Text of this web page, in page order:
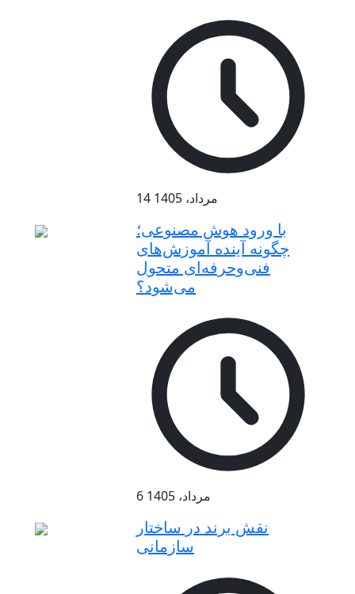
14 مرداد، 1405
با ورود هوش مصنوعی؛
چگونه آینده آموزش‌های
فنی‌وحرفه‌ای متحول
می‌شود؟
6 مرداد، 1405
نقش برند در ساختار
سازمانی